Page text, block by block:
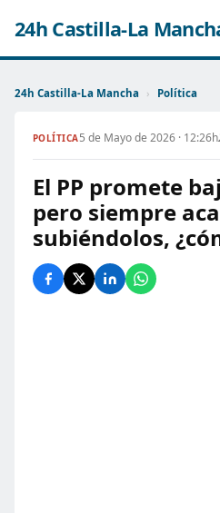
24h Castilla-La
24h Castilla-La Mancha › Política
POLÍTICA5 de Mayo de 2026 · 12:26h
El PP promete
pero siempre
subiéndolos,